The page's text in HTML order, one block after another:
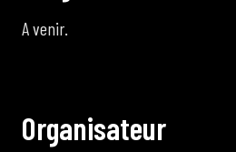
A venir.
Organisateur